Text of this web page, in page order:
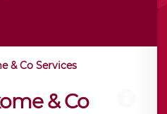
& Co Services
& Co